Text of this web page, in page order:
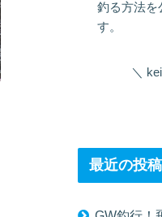
釣る方法を
す。
最近の投稿